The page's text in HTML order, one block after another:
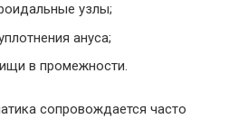
узлы;
ануса;
в промежности.
сопровождается часто